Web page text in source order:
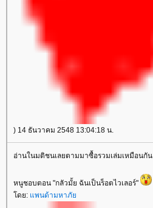
) 14 ธันวาคม 2548 13:04:18 น.
อ่านในมติชนเลยตามมาซื้อรวมเล่มเหมือนกัน
หนูชอบตอน "กลัวมั้ย ฉันเป็นร็อตไวเลอร์"
ดย: พนด้ามหาภั